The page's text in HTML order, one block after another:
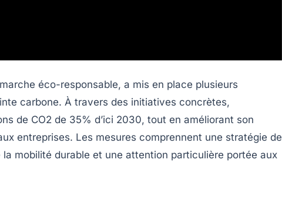
éco-responsable, a mis en place plusieurs
carbone. À travers des initiatives concrètes,
de CO2 de 35% d’ici 2030, tout en améliorant son
entreprises. Les mesures comprennent une stratégie de
mobilité durable et une attention particulière portée aux